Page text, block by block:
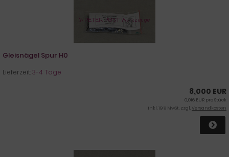
Gleisnägel Spur H0
Lieferzeit:3-4 Tage
8,000 EUR
0,016 EUR pro Stück
inkl. 19 % MwSt. zzgl.Versandkosten